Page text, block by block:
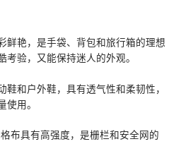
鲜艳，是手袋、背包和旅行箱的理想
验，又能保持迷人的外观。
和户外鞋，具有透气性和柔韧性，
使用。
布具有高强度，是栅栏和安全网的